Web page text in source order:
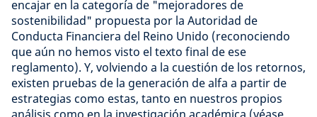
encajar en la categoría de "mejoradores de
sostenibilidad" propuesta por la Autoridad de
Conducta Financiera del Reino Unido (reconociendo
que aún no hemos visto el texto final de ese
reglamento). Y, volviendo a la cuestión de los retornos,
existen pruebas de la generación de alfa a partir de
estrategias como estas, tanto en nuestros propios